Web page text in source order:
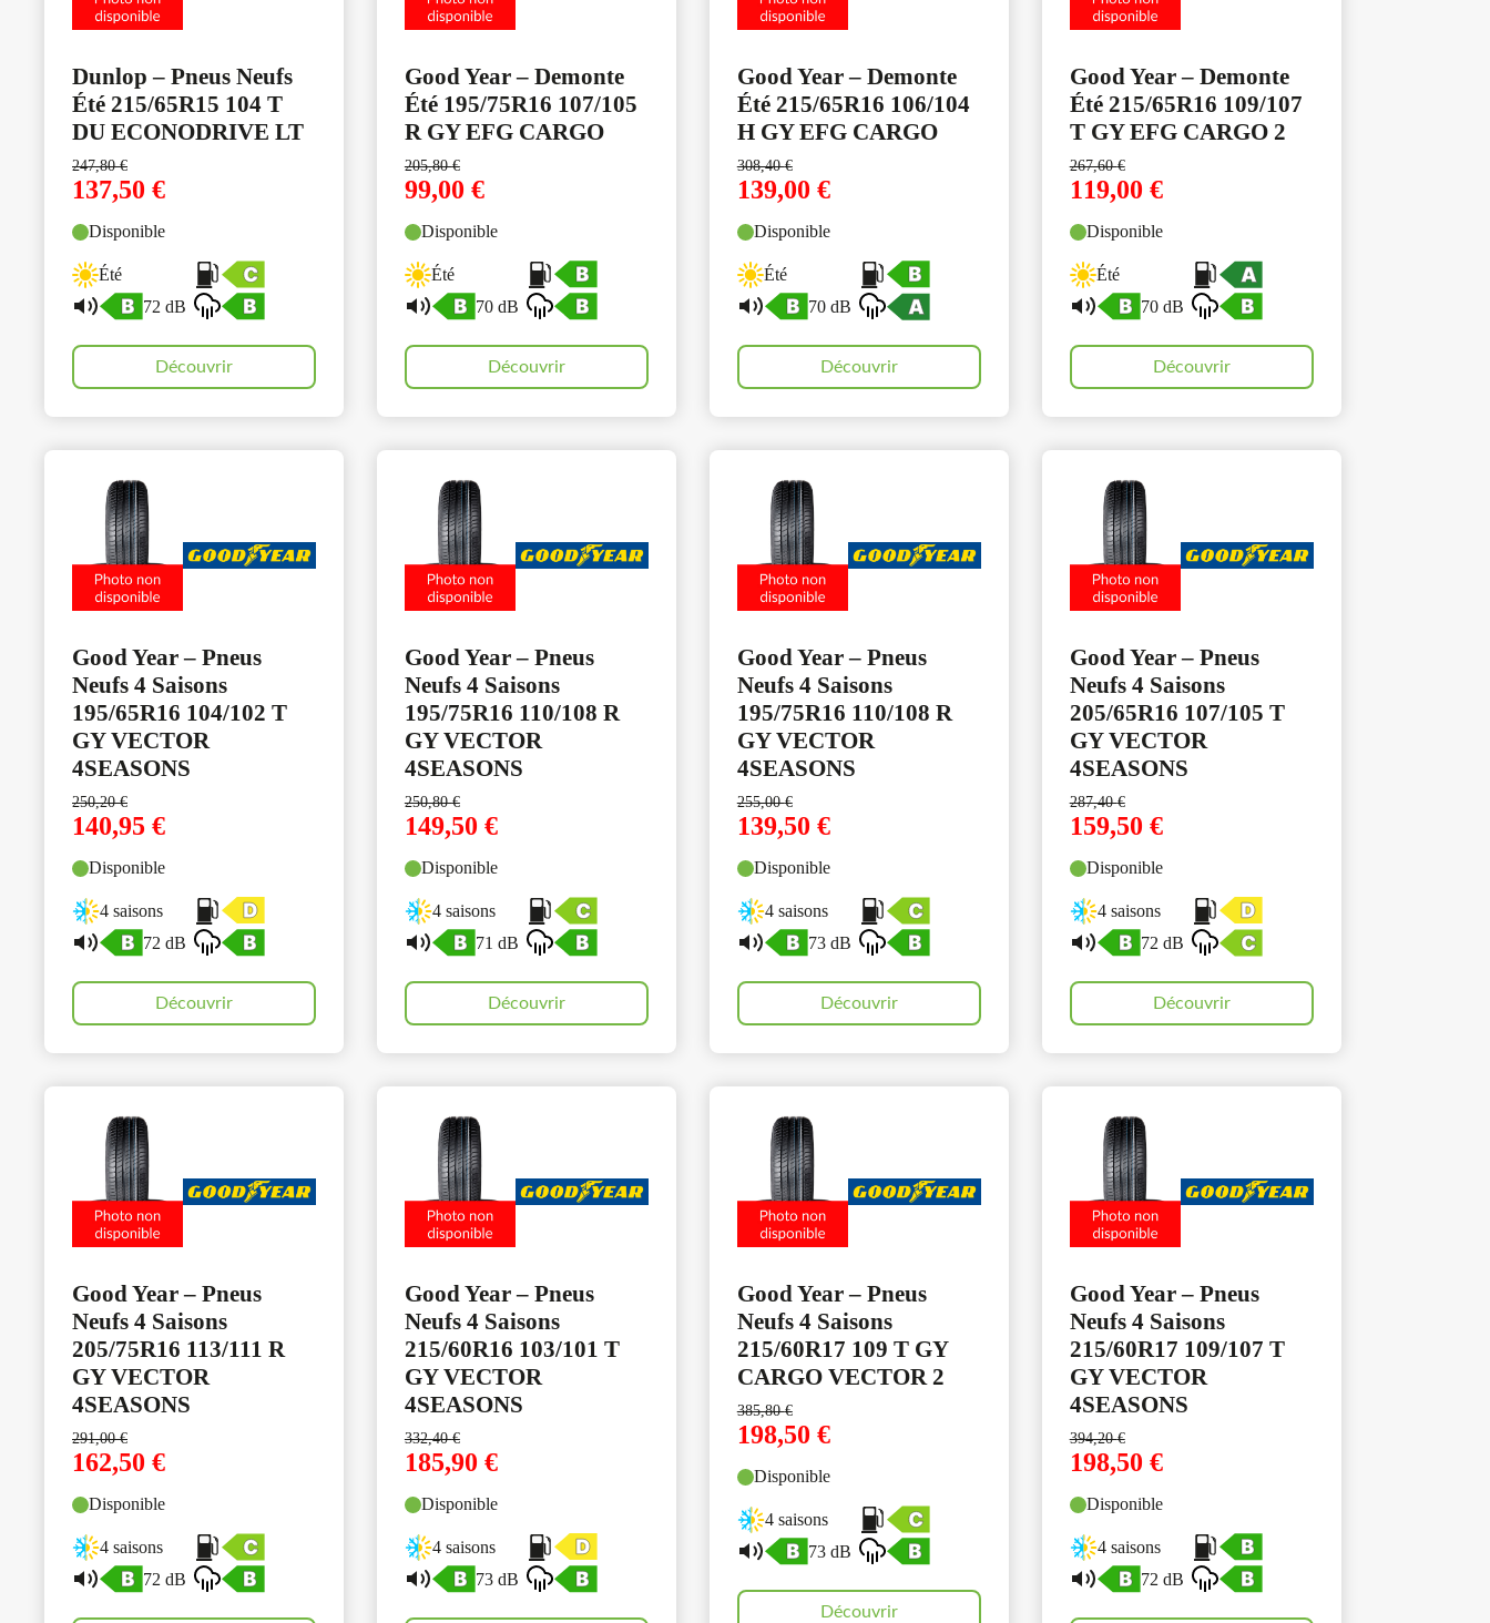
Dunlop – Pneus Neufs
Été 215/65R15 104 T
DU ECONODRIVE LT
247,80€
137,50 €
Disponible
Été
72 dB
Découvrir
Good Year – Demonte
Été 195/75R16 107/105
R GY EFG CARGO
205,80€
99,00 €
Disponible
Été
70 dB
Découvrir
Good Year – Demonte
Été 215/65R16 106/104
H GY EFG CARGO
308,40€
139,00 €
Disponible
Été
70 dB
Découvrir
Good Year – Demonte
Été 215/65R16 109/107
T GY EFG CARGO 2
267,60€
119,00 €
Disponible
Été
70 dB
Découvrir
Good Year – Pneus
Neufs 4 Saisons
195/65R16 104/102 T
GY VECTOR
4SEASONS
250,20€
140,95 €
Disponible
4 saisons
72 dB
Découvrir
Good Year – Pneus
Neufs 4 Saisons
195/75R16 110/108 R
GY VECTOR
4SEASONS
250,80€
149,50 €
Disponible
4 saisons
71 dB
Découvrir
Good Year – Pneus
Neufs 4 Saisons
195/75R16 110/108 R
GY VECTOR
4SEASONS
255,00€
139,50 €
Disponible
4 saisons
73 dB
Découvrir
Good Year – Pneus
Neufs 4 Saisons
205/65R16 107/105 T
GY VECTOR
4SEASONS
287,40€
159,50 €
Disponible
4 saisons
72 dB
Découvrir
Good Year – Pneus
Neufs 4 Saisons
205/75R16 113/111 R
GY VECTOR
4SEASONS
291,00€
162,50 €
Disponible
4 saisons
72 dB
Good Year – Pneus
Neufs 4 Saisons
215/60R16 103/101 T
GY VECTOR
4SEASONS
332,40€
185,90 €
Disponible
4 saisons
73 dB
Good Year – Pneus
Neufs 4 Saisons
215/60R17 109 T GY
CARGO VECTOR 2
385,80€
198,50 €
Disponible
4 saisons
73 dB
Découvrir
Good Year – Pneus
Neufs 4 Saisons
215/60R17 109/107 T
GY VECTOR
4SEASONS
394,20€
198,50 €
Disponible
4 saisons
72 dB